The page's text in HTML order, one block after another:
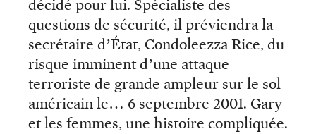
décidé pour lui. Spécialiste des
questions de sécurité, il préviendra la
secrétaire d’État, Condoleezza Rice, du
risque imminent d’une attaque
terroriste de grande ampleur sur le sol
américain le… 6 septembre 2001. Gary
et les femmes, une histoire compliquée.